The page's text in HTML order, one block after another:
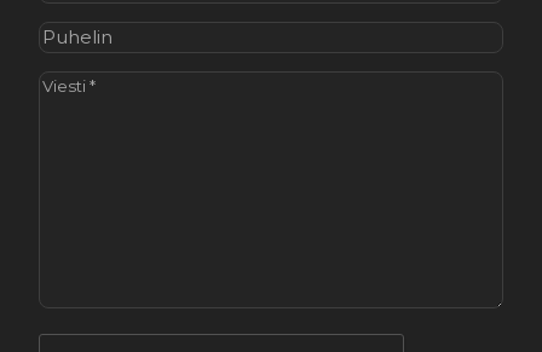
Puhelin
Viesti(Pakollinen)